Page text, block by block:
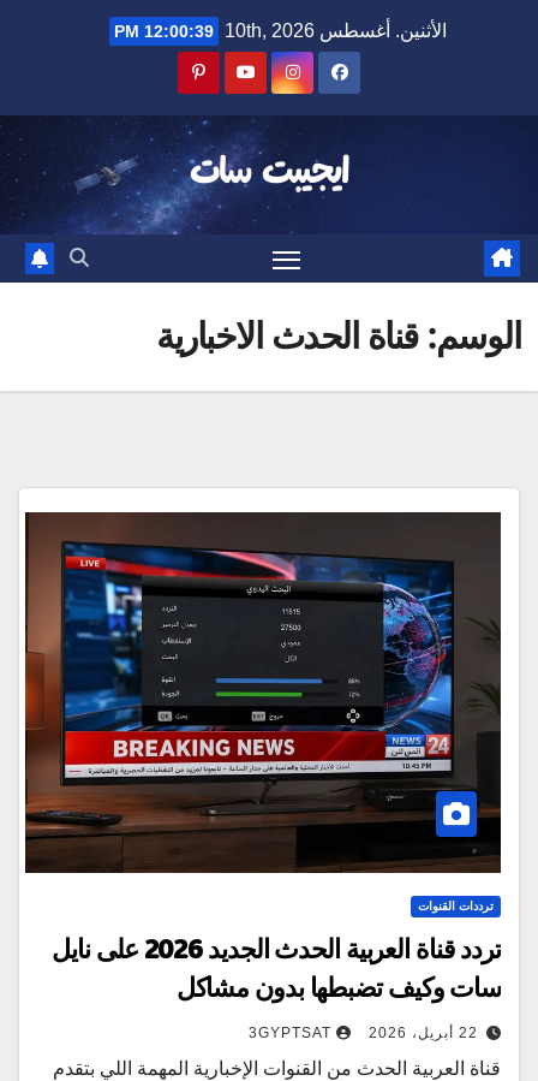
الأثنين. أغسطس 10th, 2026 12:00:40 PM
ايجيبت سات
الوسم:قناة الحدث الاخبارية
ترددات القنوات
تردد قناة العربية الحدث الجديد 2026 على نايل
سات وكيف تضبطها بدون مشاكل
22 أبريل، 2026 3GYPTSAT
قناة العربية الحدث من القنوات الإخبارية المهمة اللي بتقدم